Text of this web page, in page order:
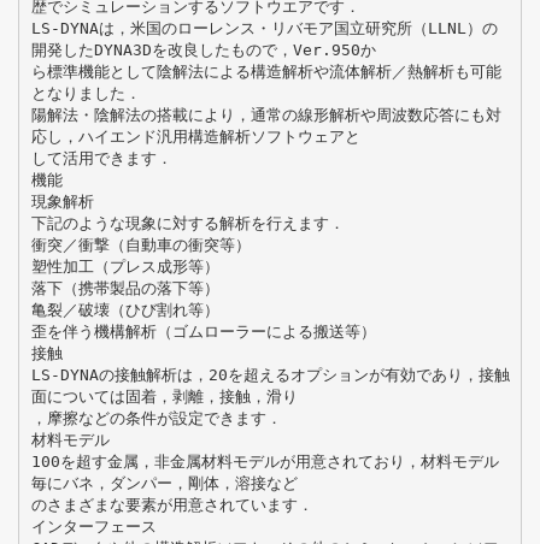
歴でシミュレーションするソフトウエアです．
LS-DYNAは，米国のローレンス・リバモア国立研究所（LLNL）の
開発したDYNA3Dを改良したもので，Ver.950か
ら標準機能として陰解法による構造解析や流体解析／熱解析も可能
となりました．
陽解法・陰解法の搭載により，通常の線形解析や周波数応答にも対
応し，ハイエンド汎用構造解析ソフトウェアと
して活用できます．
機能
現象解析
下記のような現象に対する解析を行えます．
衝突／衝撃（自動車の衝突等）
塑性加工（プレス成形等）
落下（携帯製品の落下等）
亀裂／破壊（ひび割れ等）
歪を伴う機構解析（ゴムローラーによる搬送等）
接触
LS-DYNAの接触解析は，20を超えるオプションが有効であり，接触
面については固着，剥離，接触，滑り
，摩擦などの条件が設定できます．
材料モデル
100を超す金属，非金属材料モデルが用意されており，材料モデル
毎にバネ，ダンパー，剛体，溶接など
のさまざまな要素が用意されています．
インターフェース